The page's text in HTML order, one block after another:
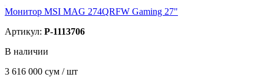
Монитор MSI MAG 274QRFW Gaming 27"
Артикул: P-1113706
В наличии
3 616 000 сум / шт